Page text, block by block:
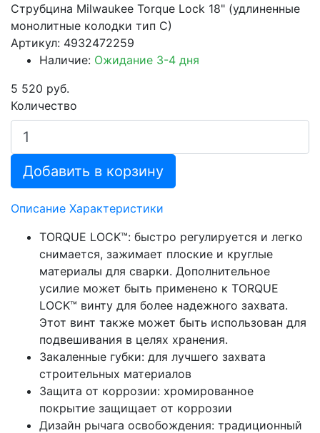
Струбцина Milwaukee Torque Lock 18" (удлиненные
монолитные колодки тип C)
Артикул: 4932472259
Наличие: Ожидание 3-4 дня
5 520 руб.
Количество
Добавить в корзину
Описание Характеристики
TORQUE LOCK™: быстро регулируется и легко
снимается, зажимает плоские и круглые
материалы для сварки. Дополнительное
усилие может быть применено к TORQUE
LOCK™ винту для более надежного захвата.
Этот винт также может быть использован для
подвешивания в целях хранения.
Закаленные губки: для лучшего захвата
строительных материалов
Защита от коррозии: хромированное
покрытие защищает от коррозии
Дизайн рычага освобождения: традиционный